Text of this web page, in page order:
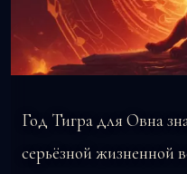
Год Тигра для Овна
серьёзной жизненной